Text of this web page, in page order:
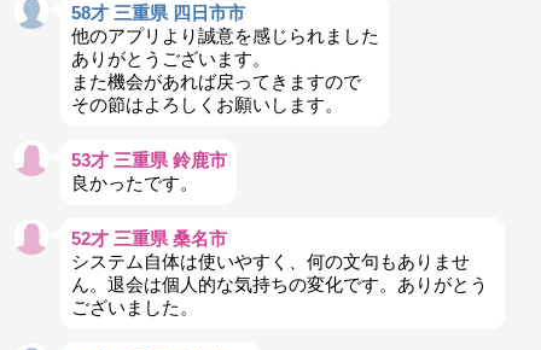
58才 三重県 四日市市
他のアプリより誠意を感じられました
ありがとうございます。
また機会があれば戻ってきますので
その節はよろしくお願いします。
53才 三重県 鈴鹿市
良かったです。
52才 三重県 桑名市
システム自体は使いやすく、何の文句もありませ
ん。退会は個人的な気持ちの変化です。ありがとう
ございました。